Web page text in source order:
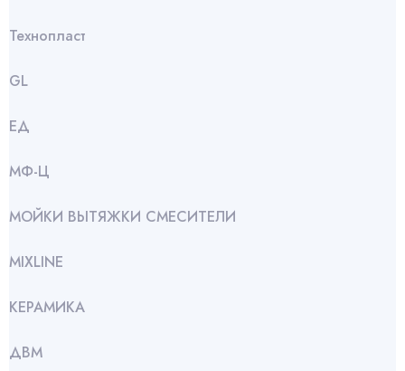
Технопласт
GL
ЕД
МФ-Ц
МОЙКИ ВЫТЯЖКИ СМЕСИТЕЛИ
МIXLINE
КЕРАМИКА
ДВМ